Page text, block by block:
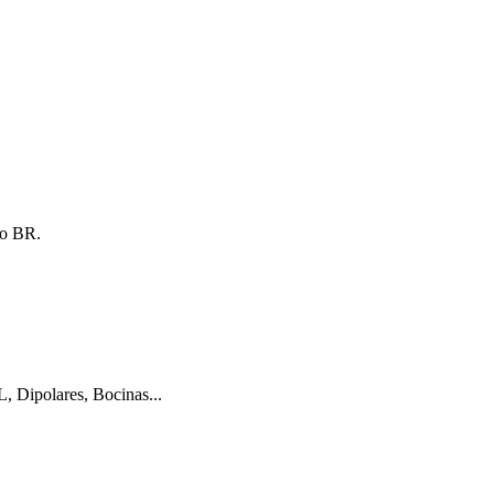
BR.
Dipolares, Bocinas...